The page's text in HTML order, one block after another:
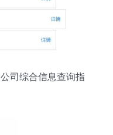
司综合信息查询指